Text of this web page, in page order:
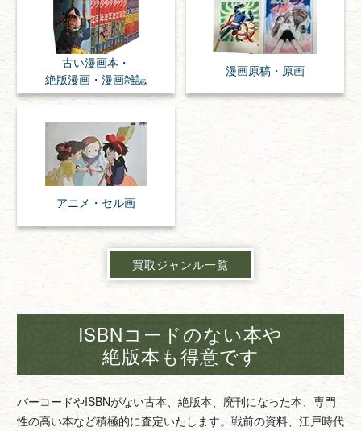
古い漫画本・
絶版漫画・漫画雑誌
漫画原稿・ 原画
アニメ・ セル画
買取ジャンル一覧
ISBNコードのない本や
絶版本も得意です
バーコードやISBNがない古本、絶版本、廃刊になった本、専門
性の高い本など積極的に査定いたします。戦前の資料、江戸時代